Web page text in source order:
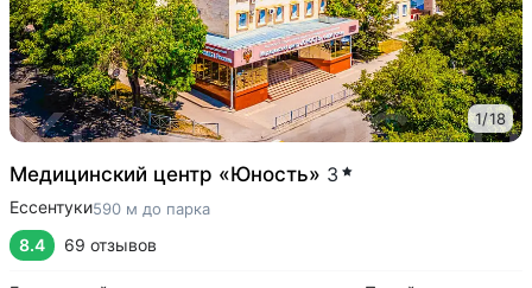
1/18
Медицинский центр «Юность» 3
Ессентуки590 м до парка
8.4 69 отзывов